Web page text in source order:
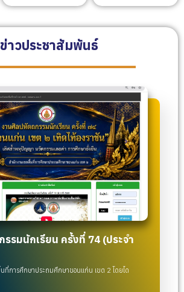
ข่าวประชาสัมพันธ์
รมนักเรียน ครั้งที่ 74 (ประจำ
ที่การศึกษาประถมศึกษาขอนแก่น เขต 2 โดยได